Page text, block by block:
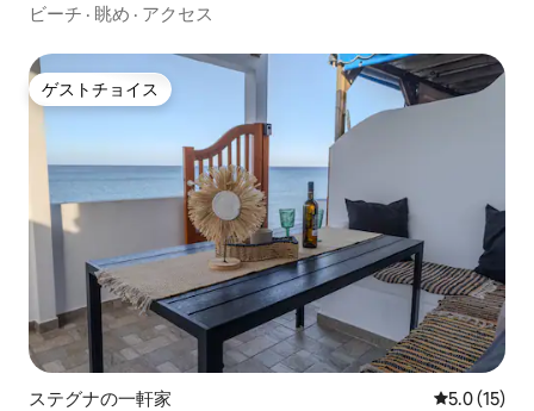
クセス - T
ビーチ · 眺め · アクセス
ゲストチョイス
ゲストチョイス
ステグナの一軒家 レビュー15
5.0 (15)